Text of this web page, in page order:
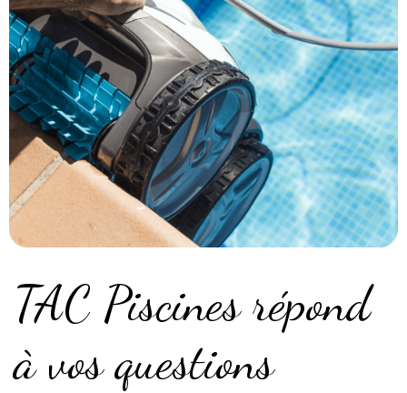
TAC Piscines répond
à vos questions